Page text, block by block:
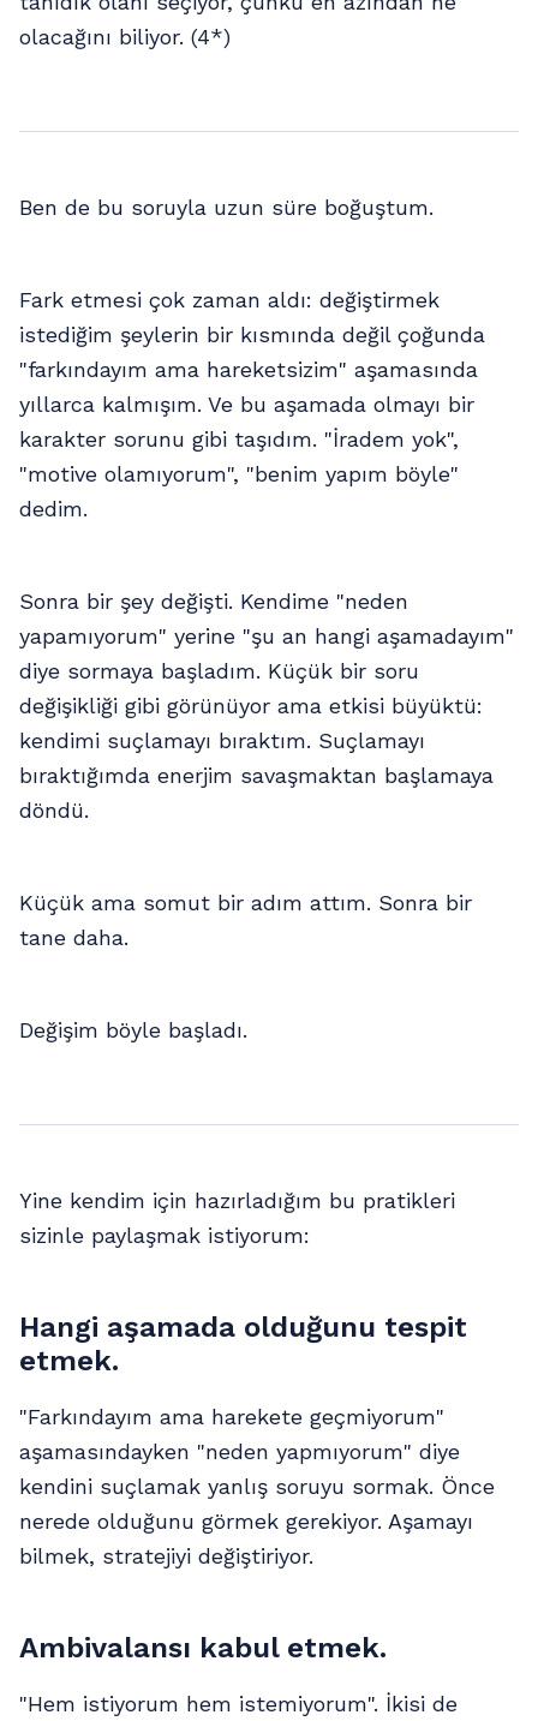
olacağını biliyor. (4*)
Ben de bu soruyla uzun süre boğuştum.
Fark etmesi çok zaman aldı: değiştirmek
istediğim şeylerin bir kısmında değil çoğunda
"farkındayım ama hareketsizim" aşamasında
yıllarca kalmışım. Ve bu aşamada olmayı bir
karakter sorunu gibi taşıdım. "İradem yok",
"motive olamıyorum", "benim yapım böyle"
dedim.
Sonra bir şey değişti. Kendime "neden
yapamıyorum" yerine "şu an hangi aşamadayım"
diye sormaya başladım. Küçük bir soru
değişikliği gibi görünüyor ama etkisi büyüktü:
kendimi suçlamayı bıraktım. Suçlamayı
bıraktığımda enerjim savaşmaktan başlamaya
döndü.
Küçük ama somut bir adım attım. Sonra bir
tane daha.
Değişim böyle başladı.
Yine kendim için hazırladığım bu pratikleri
sizinle paylaşmak istiyorum:
Hangi aşamada olduğunu tespit
etmek.
"Farkındayım ama harekete geçmiyorum"
aşamasındayken "neden yapmıyorum" diye
kendini suçlamak yanlış soruyu sormak. Önce
nerede olduğunu görmek gerekiyor. Aşamayı
bilmek, stratejiyi değiştiriyor.
Ambivalansı kabul etmek.
"Hem istiyorum hem istemiyorum". İkisi de